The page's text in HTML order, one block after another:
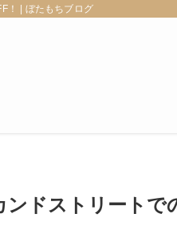
！ | ぼたもちブログ
ドストリートで